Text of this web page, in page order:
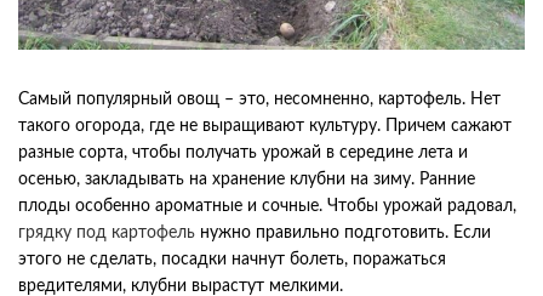
Самый популярный овощ – это, несомненно, картофель. Нет
такого огорода, где не выращивают культуру. Причем сажают
разные сорта, чтобы получать урожай в середине лета и
осенью, закладывать на хранение клубни на зиму. Ранние
плоды особенно ароматные и сочные. Чтобы урожай радовал,
грядку под картофель нужно правильно подготовить. Если
этого не сделать, посадки начнут болеть, поражаться
вредителями, клубни вырастут мелкими.